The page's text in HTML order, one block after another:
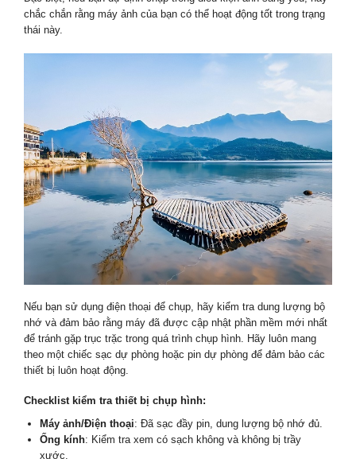
chắc chắn rằng máy ảnh của bạn có thể hoạt động tốt trong trạng
thái này.
Nếu bạn sử dụng điện thoại để chụp, hãy kiểm tra dung lượng bộ
nhớ và đảm bảo rằng máy đã được cập nhật phần mềm mới nhất
để tránh gặp trục trặc trong quá trình chụp hình. Hãy luôn mang
theo một chiếc sạc dự phòng hoặc pin dự phòng để đảm bảo các
thiết bị luôn hoạt động.
Checklist kiểm tra thiết bị chụp hình:
Máy ảnh/Điện thoại: Đã sạc đầy pin, dung lượng bộ nhớ đủ.
Ống kính: Kiểm tra xem có sạch không và không bị trầy
xước.